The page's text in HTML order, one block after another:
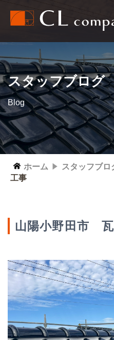
スタッフブログ
Blog
ホーム スタッフブロ
工事
山陽小野田市